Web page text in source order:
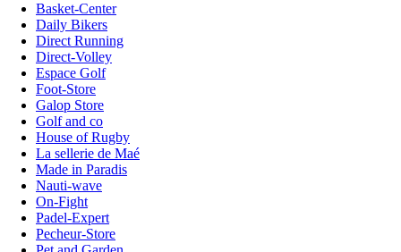
Basket-Center
Daily Bikers
Direct Running
Direct-Volley
Espace Golf
Foot-Store
Galop Store
Golf and co
House of Rugby
La sellerie de Maé
Made in Paradis
Nauti-wave
On-Fight
Padel-Expert
Pecheur-Store